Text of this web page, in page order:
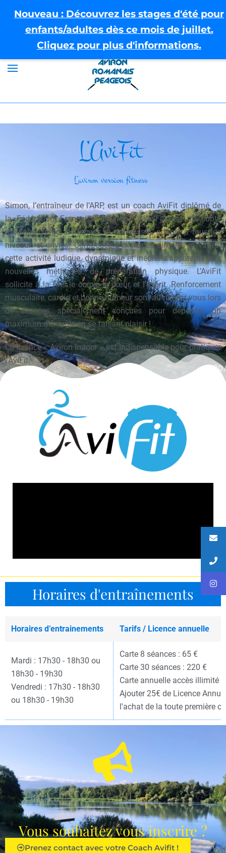
Nouveau : Découvrez les stages d'été pour
enfants/adultes dès ce mois de juillet.
Cliquez pour plus d'informations.
L’AviFit
L’aviron version fitness
Simon, l’entraîneur de l’ARP, est un coach AviFit diplômé de
la Fédération Française d’Aviron. L’AviFit, est un subtil
mélange d’ergo, de fitness et de crossfit, adapté à tous les
niveaux et envies. Composée d’exercices simples et variés,
cette activité ludique, dynamique et inédite s’apparente aux
nouvelles méthodes de préparation physique. L’AviFit
sollicite à la fois le corps, le cœur et l’esprit. Renforcement
musculaire, cardio et bonne humeur sont au rendez-vous lors
de séances spécialement conçues pour dépenser un
maximum d’énergie en se faisant plaisir !
La licence « Aviron Indoor » est indispensable pour pratiquer
l’AviFit.
Horaires d'entraînements
Horaires d’entrainements Tarifs / Licence annuelle
Mardi : 17h30 - 18h30 ou
18h30 - 19h30
Vendredi : 17h30 - 18h30
ou 18h30 - 19h30
Carte 8 séances : 65 €
Carte 30 séances : 220 €
Carte annuelle accès illimité :
Ajouter 25€ de Licence
l'achat de la toute première
Vous souhaitez vous inscrire ?
Prenez contact avec votre Coach Avifit !